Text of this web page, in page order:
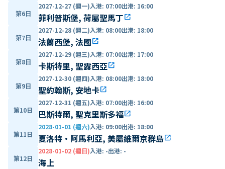
第6日
2027-12-27 (週一)入港: 07:00出港: 16:00
菲利普斯堡, 荷屬聖馬丁open_in_new
第7日
2027-12-28 (週二)入港: 08:00出港: 18:00
法蘭西堡, 法國open_in_new
第8日
2027-12-29 (週三)入港: 07:00出港: 17:00
卡斯特里, 聖露西亞open_in_new
第9日
2027-12-30 (週四)入港: 08:00出港: 18:00
聖約翰斯, 安地卡open_in_new
第10日
2027-12-31 (週五)入港: 07:00出港: 16:00
巴斯特爾, 聖克里斯多福open_in_new
第11日
2028-01-01 (週六)入港: 09:00出港: 18:00
夏洛特·阿馬利亞, 美屬維爾京群島open_in_new
第12日
2028-01-02 (週日)入港: -出港: -
海上